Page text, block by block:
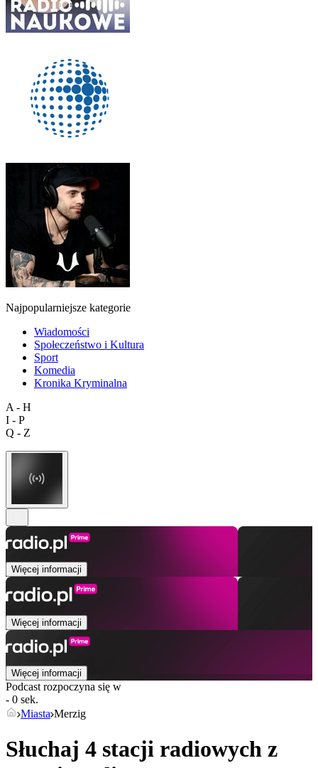
Najpopularniejsze kategorie
Wiadomości
Społeczeństwo i Kultura
Sport
Komedia
Kronika Kryminalna
A - H
I - P
Q - Z
Więcej informacji
Więcej informacji
Więcej informacji
Podcast rozpoczyna się w
- 0 sek.
Miasta Merzig
Słuchaj 4 stacji radiowych z